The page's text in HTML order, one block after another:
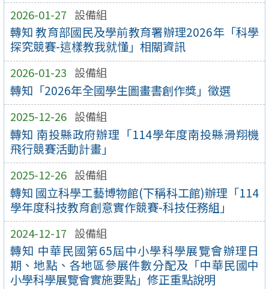
2026-01-27 設備組
轉知 教育部國民及學前教育署辦理2026年「科學
探究競賽-這樣教我就懂」相關資訊
2026-01-23 設備組
轉知「2026年全國學生圖畫書創作獎」徵選
2025-12-26 設備組
轉知 南投縣政府辦理「114學年度南投縣滑翔機
飛行競賽活動計畫」
2025-12-26 設備組
轉知 國立科學工藝博物館(下稱科工館)辦理「114
學年度科技教育創意實作競賽-科技任務組」
2024-12-17 設備組
轉知 中華民國第65屆中小學科學展覽會辦理日
期、地點、各地區參展件數分配及「中華民國中
小學科學展覽會實施要點」修正重點說明